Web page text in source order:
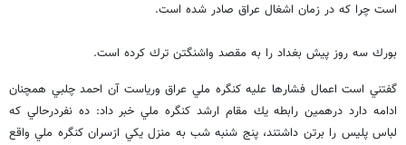
است چرا كه در زمان اشغال عراق صادر شده است.
بورك سه روز پيش بغداد را به مقصد واشنگتن ترك كرده است.
گفتني است اعمال فشارها عليه كنگره ملي عراق ورياست آن احمد چلبي همچنان
ادامه دارد درهمين رابطه يك مقام ارشد كنگره ملي خبر داد: ده نفردرحالي كه
لباس پليس را برتن داشتند، پنج شنبه شب به منزل يكي ازسران كنگره ملي واقع